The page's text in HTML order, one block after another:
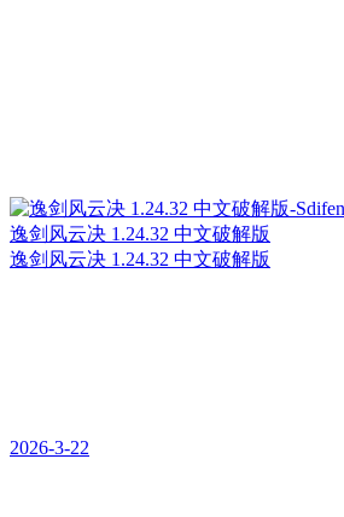
逸剑风云决 1.24.32 中文破解版
逸剑风云决 1.24.32 中文破解版
2026-3-22